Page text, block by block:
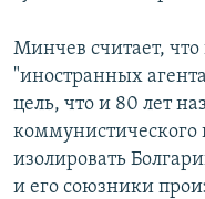
Минчев считает,
"иностранных
цель, что и 80 лет
коммунистического
изолировать
и его союзники